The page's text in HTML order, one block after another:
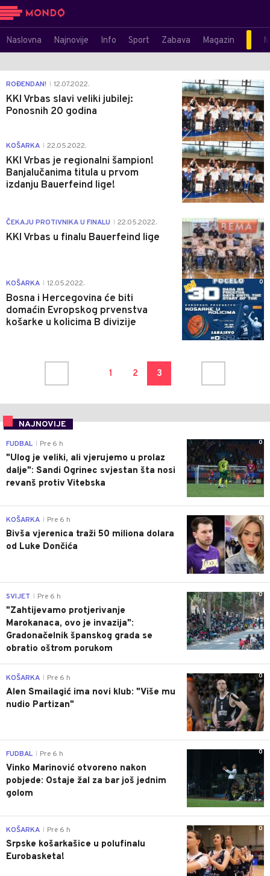
Naslovna Najnovije Info Sport Zabava Magazin
ROĐENDAN! 12.07.2022.
KKI Vrbas slavi veliki jubilej:
Ponosnih 20 godina
0
KOŠARKA 22.05.2022.
KKI Vrbas je regionalni šampion!
Banjalučanima titula u prvom
izdanju Bauerfeind lige!
0
ČEKAJU PROTIVNIKA U FINALU 22.05.2022.
KKI Vrbas u finalu Bauerfeind lige
0
KOŠARKA 12.05.2022.
Bosna i Hercegovina će biti
domaćin Evropskog prvenstva
košarke u kolicima B divizije
0
1 2 3
NAJNOVIJE
0
FUDBAL Pre 6 h
"Ulog je veliki, ali vjerujemo u prolaz
dalje": Sandi Ogrinec svjestan šta nosi
revanš protiv Vitebska
0
KOŠARKA Pre 6 h
Bivša vjerenica traži 50 miliona dolara
od Luke Dončića
0
SVIJET Pre 6 h
"Zahtijevamo protjerivanje
Marokanaca, ovo je invazija":
Gradonačelnik španskog grada se
obratio oštrom porukom
0
KOŠARKA Pre 6 h
Alen Smailagić ima novi klub: "Više mu
nudio Partizan"
0
FUDBAL Pre 6 h
Vinko Marinović otvoreno nakon
pobjede: Ostaje žal za bar još jednim
golom
0
KOŠARKA Pre 6 h
Srpske košarkašice u polufinalu
Eurobasketa!